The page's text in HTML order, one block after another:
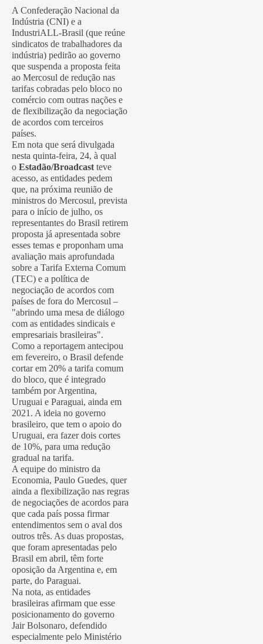
A Confederação Nacional da
Indústria (CNI) e a
IndustriALL-Brasil (que reúne
sindicatos de trabalhadores da
indústria) pedirão ao governo
que suspenda a proposta feita
ao Mercosul de redução nas
tarifas cobradas pelo bloco no
comércio com outras nações e
de flexibilização da negociação
de acordos com terceiros
países.
Em nota que será divulgada
nesta quinta-feira, 24, à qual
o Estadão/Broadcast teve
acesso, as entidades pedem
que, na próxima reunião de
ministros do Mercosul, prevista
para o início de julho, os
representantes do Brasil retirem
proposta já apresentada sobre
esses temas e proponham uma
avaliação mais aprofundada
sobre a Tarifa Externa Comum
(TEC) e a política de
negociação de acordos com
países de fora do Mercosul –
"abrindo uma mesa de diálogo
com as entidades sindicais e
empresariais brasileiras".
Como a reportagem antecipou
em fevereiro, o Brasil defende
cortar em 20% a tarifa comum
do bloco, que é integrado
também por Argentina,
Uruguai e Paraguai, ainda em
2021. A ideia no governo
brasileiro, que tem o apoio do
Uruguai, era fazer dois cortes
de 10%, para uma redução
gradual na tarifa.
A equipe do ministro da
Economia, Paulo Guedes, quer
ainda a flexibilização nas regras
de negociações de acordos para
que cada país possa firmar
entendimentos sem o aval dos
outros três. As duas propostas,
que foram apresentadas pelo
Brasil em abril, têm forte
oposição da Argentina e, em
parte, do Paraguai.
Na nota, as entidades
brasileiras afirmam que esse
posicionamento do governo
Jair Bolsonaro, defendido
especialmente pelo Ministério